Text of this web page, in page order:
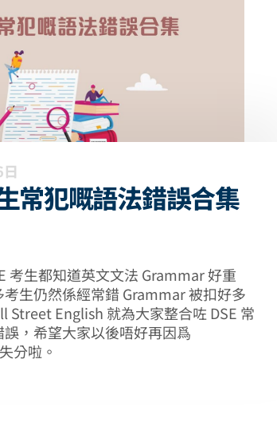
常犯嘅語法錯誤合集
考生都知道英文文法 Grammar 好重
生仍然係經常錯 Grammar 被扣好多
Street English 就為大家整合咗 DSE 常
誤，希望大家以後唔好再因爲
分啦。